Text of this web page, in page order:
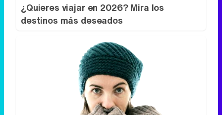
¿Quieres viajar en 2026? Mira los
destinos más deseados